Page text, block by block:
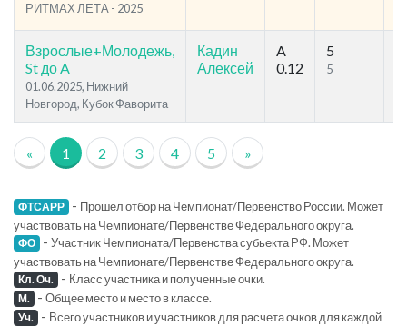
РИТМАХ ЛЕТА - 2025
Взрослые+Молодежь,
St до A
01.06.2025, Нижний
Новгород, Кубок Фаворита
Кадин
Алексей
A
0.12
5
5
« 1 2 3 4 5 »
ФТСАРР - Прошел отбор на Чемпионат/Первенство России. Может
участвовать на Чемпионате/Первенстве Федерального округа.
ФО - Участник Чемпионата/Первенства субьекта РФ. Может
участвовать на Чемпионате/Первенстве Федерального округа.
Кл. Оч. - Класс участника и полученные очки.
М. - Общее место и место в классе.
Уч. - Всего участников и участников для расчета очков для каждой